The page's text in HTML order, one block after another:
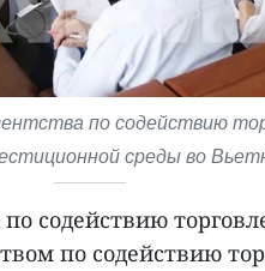
по содействию
среды во
по содействию
по содействию